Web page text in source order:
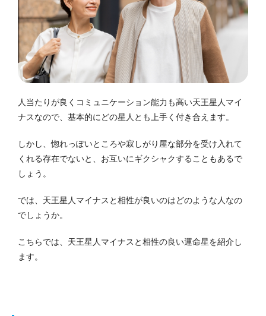
人当たりが良くコミュニケーション能力も高い天王星人マイ
ナスなので、基本的にどの星人とも上手く付き合えます。
しかし、惚れっぽいところや寂しがり屋な部分を受け入れて
くれる存在でないと、お互いにギクシャクすることもあるで
しょう。
では、天王星人マイナスと相性が良いのはどのような人なの
でしょうか。
こちらでは、天王星人マイナスと相性の良い運命星を紹介し
ます。